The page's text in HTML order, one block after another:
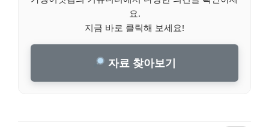
요.
지금 바로 클릭해 보세요!
자료 찾아보기